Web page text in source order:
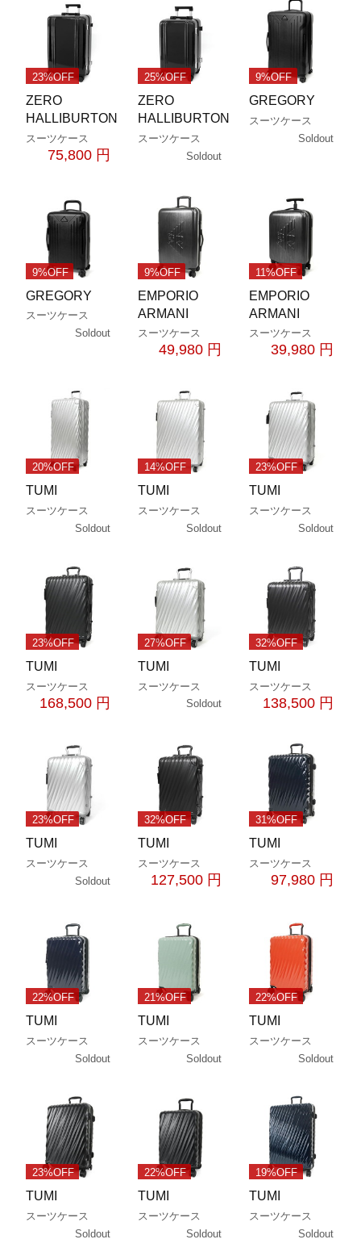
23%OFF
ZERO
HALLIBURTON
スーツケース
75,800 円
25%OFF
ZERO
HALLIBURTON
スーツケース
Soldout
9%OFF
GREGORY
スーツケース
Soldout
9%OFF
GREGORY
スーツケース
Soldout
9%OFF
EMPORIO
ARMANI
スーツケース
49,980 円
11%OFF
EMPORIO
ARMANI
スーツケース
39,980 円
20%OFF
TUMI
スーツケース
Soldout
14%OFF
TUMI
スーツケース
Soldout
23%OFF
TUMI
スーツケース
Soldout
23%OFF
TUMI
スーツケース
168,500 円
27%OFF
TUMI
スーツケース
Soldout
32%OFF
TUMI
スーツケース
138,500 円
23%OFF
TUMI
スーツケース
Soldout
32%OFF
TUMI
スーツケース
127,500 円
31%OFF
TUMI
スーツケース
97,980 円
22%OFF
TUMI
スーツケース
Soldout
21%OFF
TUMI
スーツケース
Soldout
22%OFF
TUMI
スーツケース
Soldout
23%OFF
TUMI
スーツケース
Soldout
22%OFF
TUMI
スーツケース
Soldout
19%OFF
TUMI
スーツケース
Soldout